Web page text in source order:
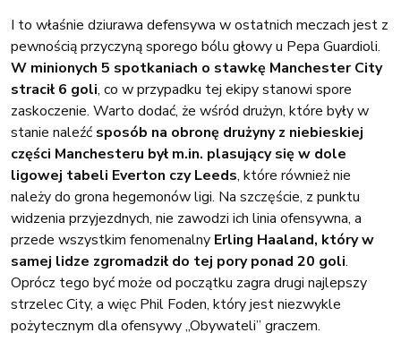
I to właśnie dziurawa defensywa w ostatnich meczach jest z
pewnością przyczyną sporego bólu głowy u Pepa Guardioli.
W minionych 5 spotkaniach o stawkę Manchester City
stracił 6 goli, co w przypadku tej ekipy stanowi spore
zaskoczenie. Warto dodać, że wśród drużyn, które były w
stanie naleźć sposób na obronę drużyny z niebieskiej
części Manchesteru był m.in. plasujący się w dole
ligowej tabeli Everton czy Leeds, które również nie
należy do grona hegemonów ligi. Na szczęście, z punktu
widzenia przyjezdnych, nie zawodzi ich linia ofensywna, a
przede wszystkim fenomenalny Erling Haaland, który w
samej lidze zgromadził do tej pory ponad 20 goli.
Oprócz tego być może od początku zagra drugi najlepszy
strzelec City, a więc Phil Foden, który jest niezwykle
pożytecznym dla ofensywy „Obywateli” graczem.